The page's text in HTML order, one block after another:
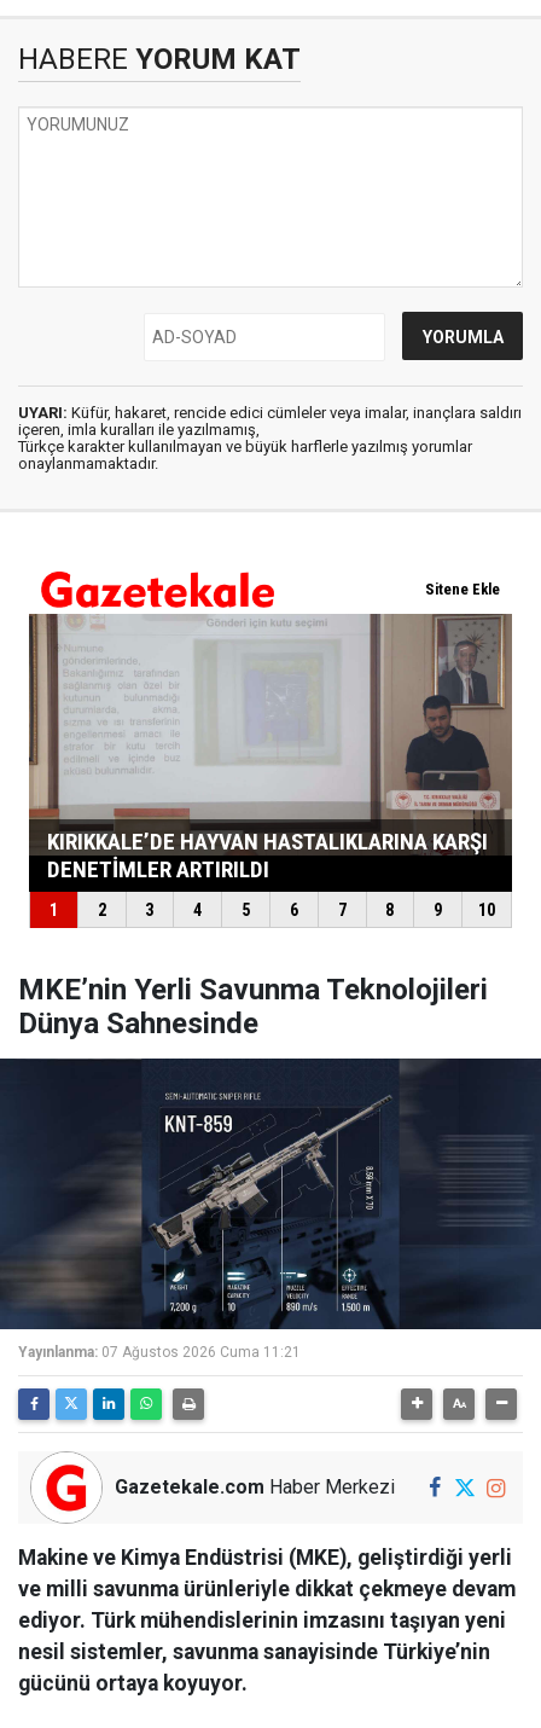
HABERE YORUM KAT
UYARI: Küfür, hakaret, rencide edici cümleler veya imalar, inançlara saldırı
içeren, imla kuralları ile yazılmamış,
Türkçe karakter kullanılmayan ve büyük harflerle yazılmış yorumlar
onaylanmamaktadır.
MKE’nin Yerli Savunma Teknolojileri
Dünya Sahnesinde
Yayınlanma: 07 Ağustos 2026 Cuma 11:21
Gazetekale.com Haber Merkezi
Makine ve Kimya Endüstrisi (MKE), geliştirdiği yerli
ve milli savunma ürünleriyle dikkat çekmeye devam
ediyor. Türk mühendislerinin imzasını taşıyan yeni
nesil sistemler, savunma sanayisinde Türkiye’nin
gücünü ortaya koyuyor.